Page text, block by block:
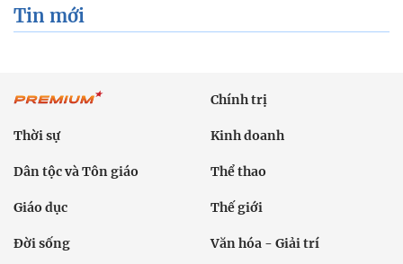
Tin mới
Chính trị
Thời sự Kinh doanh
Dân tộc và Tôn giáo Thể thao
Giáo dục Thế giới
Đời sống Văn hóa - Giải trí